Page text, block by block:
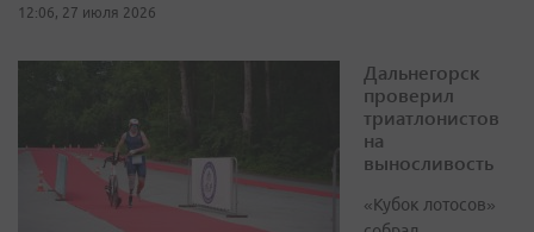
12:06, 27 июля 2026
Дальнегорск
проверил
триатлонистов
на
выносливость
«Кубок лотосов»